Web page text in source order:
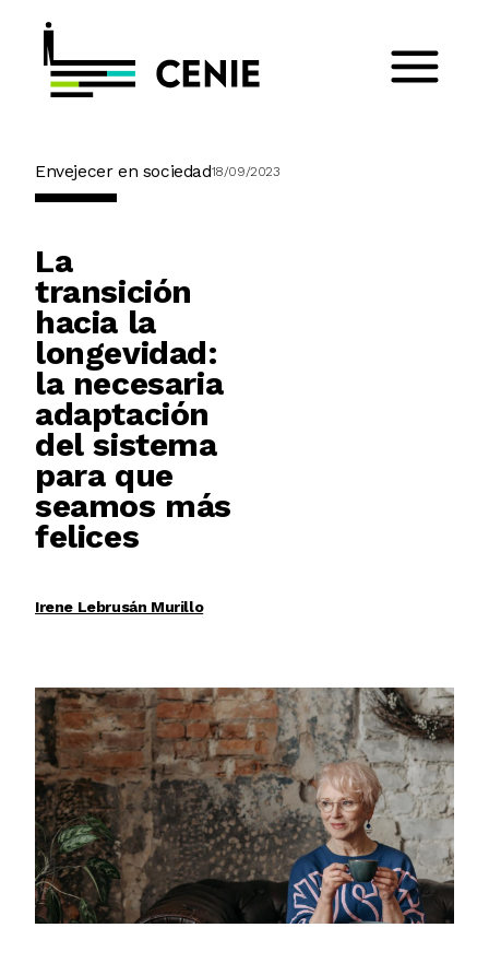
Envejecer en sociedad18/09/2023
La
transición
hacia la
longevidad:
la necesaria
adaptación
del sistema
para que
seamos más
felices
Irene Lebrusán Murillo